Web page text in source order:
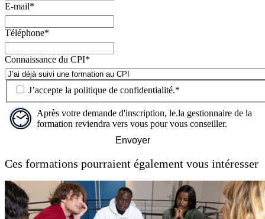
E-mail*
Téléphone*
Connaissance du CPI*
J’accepte la politique de confidentialité.*
Après votre demande d'inscription, le.la gestionnaire de la
formation reviendra vers vous pour vous conseiller.
Envoyer
Ces formations pourraient également vous intéresser